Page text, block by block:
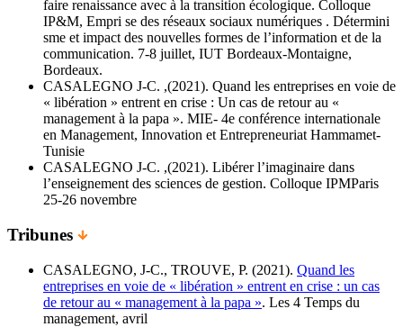
faire renaissance avec à la transition écologique. Colloque
IP&M, Empri se des réseaux sociaux numériques . Détermini
sme et impact des nouvelles formes de l’information et de la
communication. 7-8 juillet, IUT Bordeaux-Montaigne,
Bordeaux.
CASALEGNO J-C. ,(2021). Quand les entreprises en voie de
« libération » entrent en crise : Un cas de retour au «
management à la papa ». MIE- 4e conférence internationale
en Management, Innovation et Entrepreneuriat Hammamet-
Tunisie
CASALEGNO J-C. ,(2021). Libérer l’imaginaire dans
l’enseignement des sciences de gestion. Colloque IPMParis
25-26 novembre
Tribunes
CASALEGNO, J-C., TROUVE, P. (2021). Quand les
entreprises en voie de « libération » entrent en crise : un cas
de retour au « management à la papa ». Les 4 Temps du
management, avril